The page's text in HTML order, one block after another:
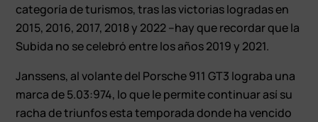
categoría de turismos, tras las victorias logradas en
2015, 2016, 2017, 2018 y 2022 –hay que recordar que la
Subida no se celebró entre los años 2019 y 2021.
Janssens, al volante del Porsche 911 GT3 lograba una
marca de 5.03:974, lo que le permite continuar así su
racha de triunfos esta temporada donde ha vencido